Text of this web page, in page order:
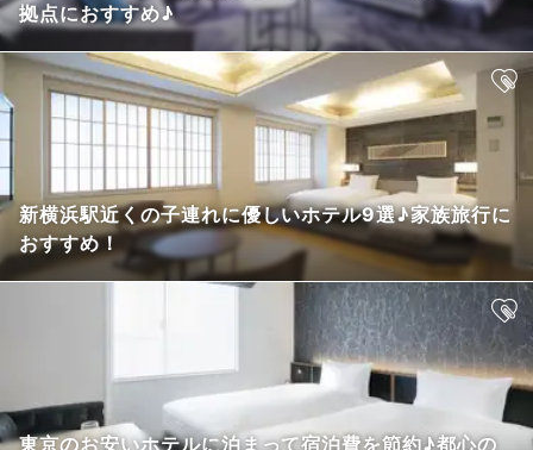
拠点におすすめ♪
新横浜駅近くの子連れに優しいホテル9選♪家族旅行に
おすすめ！
東京のお安いホテルに泊まって宿泊費を節約♪都心の